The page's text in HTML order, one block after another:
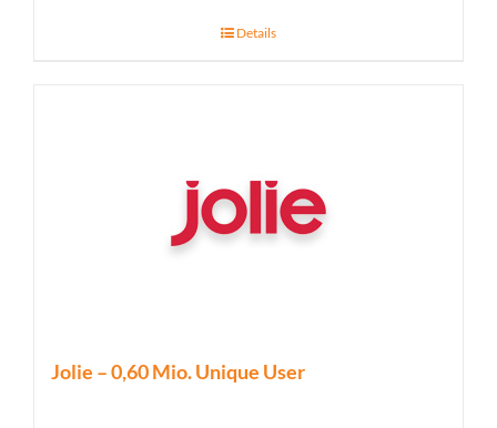
Details
Jolie – 0,60 Mio. Unique User